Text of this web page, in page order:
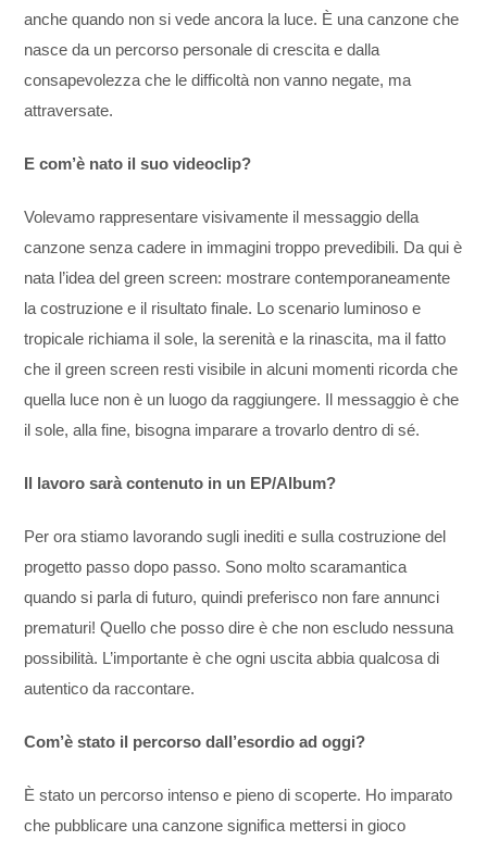
anche quando non si vede ancora la luce. È una canzone che
nasce da un percorso personale di crescita e dalla
consapevolezza che le difficoltà non vanno negate, ma
attraversate.
E com’è nato il suo videoclip?
Volevamo rappresentare visivamente il messaggio della
canzone senza cadere in immagini troppo prevedibili. Da qui è
nata l’idea del green screen: mostrare contemporaneamente
la costruzione e il risultato finale. Lo scenario luminoso e
tropicale richiama il sole, la serenità e la rinascita, ma il fatto
che il green screen resti visibile in alcuni momenti ricorda che
quella luce non è un luogo da raggiungere. Il messaggio è che
il sole, alla fine, bisogna imparare a trovarlo dentro di sé.
Il lavoro sarà contenuto in un EP/Album?
Per ora stiamo lavorando sugli inediti e sulla costruzione del
progetto passo dopo passo. Sono molto scaramantica
quando si parla di futuro, quindi preferisco non fare annunci
prematuri! Quello che posso dire è che non escludo nessuna
possibilità. L’importante è che ogni uscita abbia qualcosa di
autentico da raccontare.
Com’è stato il percorso dall’esordio ad oggi?
È stato un percorso intenso e pieno di scoperte. Ho imparato
che pubblicare una canzone significa mettersi in gioco